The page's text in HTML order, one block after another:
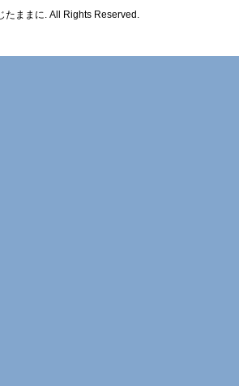
たままに. All Rights Reserved.